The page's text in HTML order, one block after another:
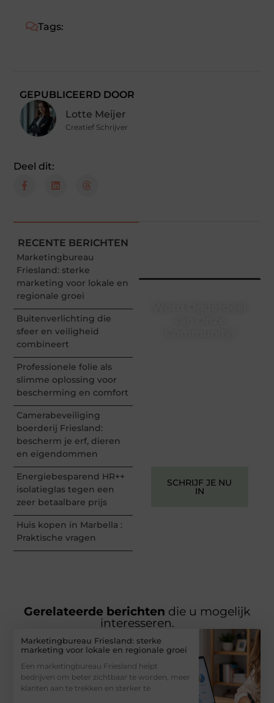
Tags:
GEPUBLICEERD DOOR
Lotte Meijer
Creatief Schrijver
Deel dit:
RECENTE BERICHTEN
Marketingbureau
Friesland: sterke
marketing voor lokale en
regionale groei
Buitenverlichting die
sfeer en veiligheid
combineert
Professionele folie als
slimme oplossing voor
bescherming en comfort
Camerabeveiliging
boerderij Friesland:
bescherm je erf, dieren
en eigendommen
Energiebesparend HR++
isolatieglas tegen een
zeer betaalbare prijs
Huis kopen in Marbella :
Praktische vragen
SCHRIJF JE NU
IN
Gerelateerde berichten die u mogelijk
interesseren.
Marketingbureau Friesland: sterke
marketing voor lokale en regionale groei
Een marketingbureau Friesland helpt
bedrijven om beter zichtbaar te worden, meer
klanten aan te trekken en sterker te